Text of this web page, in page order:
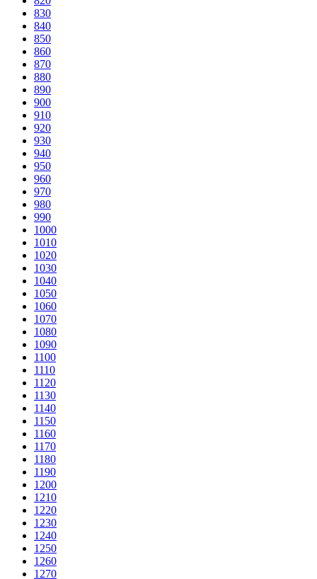
830
840
850
860
870
880
890
900
910
920
930
940
950
960
970
980
990
1000
1010
1020
1030
1040
1050
1060
1070
1080
1090
1100
1110
1120
1130
1140
1150
1160
1170
1180
1190
1200
1210
1220
1230
1240
1250
1260
1270